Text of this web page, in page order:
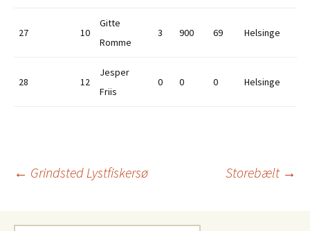
27 10
Gitte
Romme
3 900 69 Helsinge
28 12
Jesper
Friis
0 0 0 Helsinge
Indlægsnavigation
← Grindsted Lystfiskersø Storebælt →